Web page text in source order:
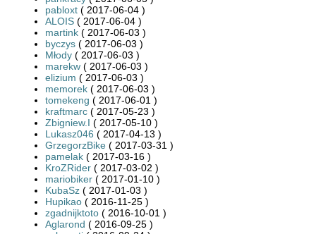
pabloxt ( 2017-06-04 )
ALOIS ( 2017-06-04 )
martink ( 2017-06-03 )
byczys ( 2017-06-03 )
Młody ( 2017-06-03 )
marekw ( 2017-06-03 )
elizium ( 2017-06-03 )
memorek ( 2017-06-03 )
tomekeng ( 2017-06-01 )
kraftmarc ( 2017-05-23 )
Zbigniew.I ( 2017-05-10 )
Lukasz046 ( 2017-04-13 )
GrzegorzBike ( 2017-03-31 )
pamelak ( 2017-03-16 )
KroZRider ( 2017-03-02 )
mariobiker ( 2017-01-10 )
KubaSz ( 2017-01-03 )
Hupikao ( 2016-11-25 )
zgadnijktoto ( 2016-10-01 )
Aglarond ( 2016-09-25 )